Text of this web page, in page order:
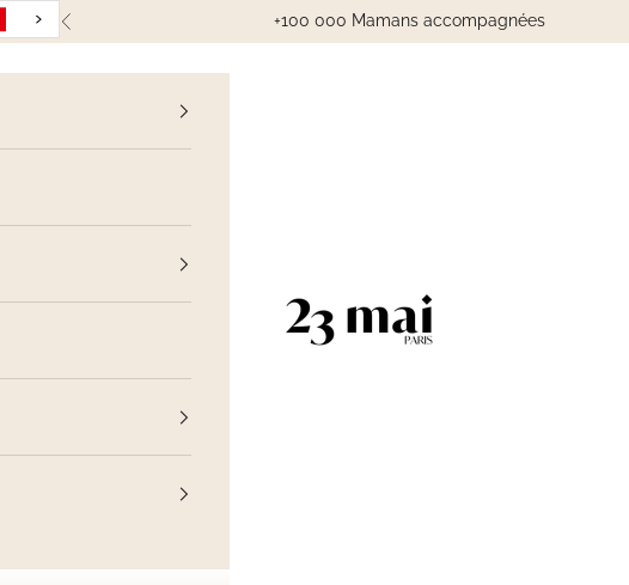
Précédent +100 000 Mamans accompagnées
23 Mai Paris